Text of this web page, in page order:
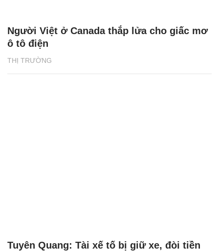
THỊ TRƯỜNG
Người Việt ở Canada thắp lửa cho giấc mơ
ô tô điện
Tuyên Quang: Tài xế tố bị giữ xe, đòi tiền